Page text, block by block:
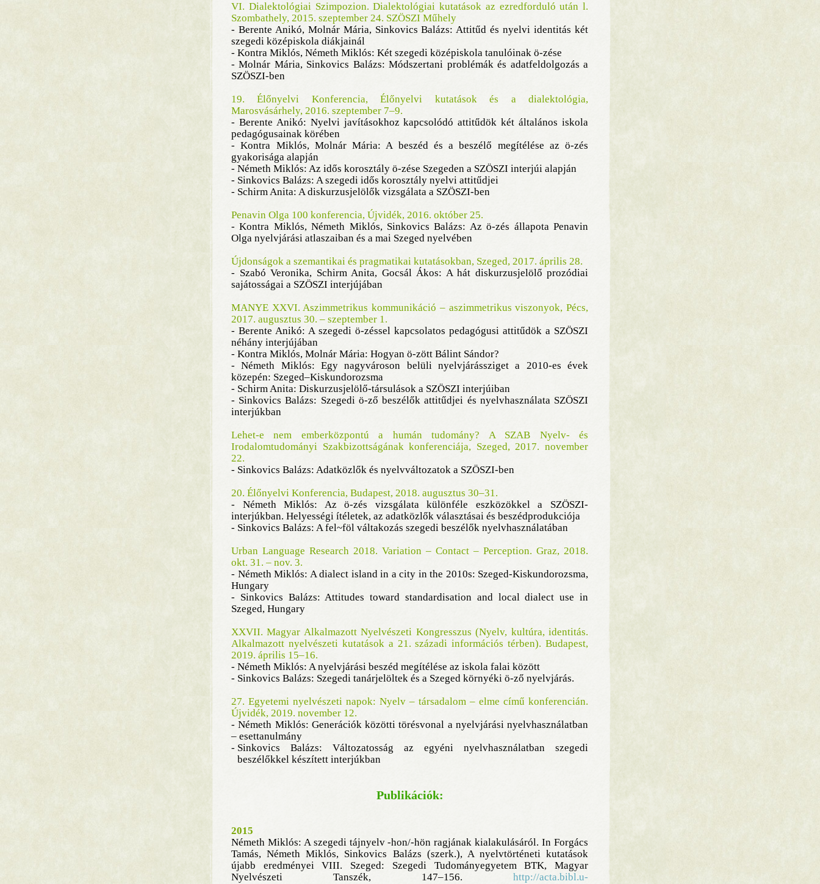
VI. Dialektológiai Szimpozion. Dialektológiai kutatások az ezredforduló után l.
Szombathely, 2015. szeptember 24. SZÖSZI Műhely
- Berente Anikó, Molnár Mária, Sinkovics Balázs: Attitűd és nyelvi identitás két
szegedi középiskola diákjainál
- Kontra Miklós, Németh Miklós: Két szegedi középiskola tanulóinak ö-zése
- Molnár Mária, Sinkovics Balázs: Módszertani problémák és adatfeldolgozás a
SZÖSZI-ben
19. Élőnyelvi Konferencia, Élőnyelvi kutatások és a dialektológia,
Marosvásárhely, 2016. szeptember 7–9.
- Berente Anikó: Nyelvi javításokhoz kapcsolódó attitűdök két általános iskola
pedagógusainak körében
- Kontra Miklós, Molnár Mária: A beszéd és a beszélő megítélése az ö-zés
gyakorisága alapján
- Németh Miklós: Az idős korosztály ö-zése Szegeden a SZÖSZI interjúi alapján
- Sinkovics Balázs: A szegedi idős korosztály nyelvi attitűdjei
- Schirm Anita: A diskurzusjelölők vizsgálata a SZÖSZI-ben
Penavin Olga 100 konferencia, Újvidék, 2016. október 25.
- Kontra Miklós, Németh Miklós, Sinkovics Balázs: Az ö-zés állapota Penavin
Olga nyelvjárási atlaszaiban és a mai Szeged nyelvében
Újdonságok a szemantikai és pragmatikai kutatásokban, Szeged, 2017. április 28.
- Szabó Veronika, Schirm Anita, Gocsál Ákos: A hát diskurzusjelölő prozódiai
sajátosságai a SZÖSZI interjújában
MANYE XXVI. Aszimmetrikus kommunikáció – aszimmetrikus viszonyok, Pécs,
2017. augusztus 30. – szeptember 1.
- Berente Anikó: A szegedi ö-zéssel kapcsolatos pedagógusi attitűdök a SZÖSZI
néhány interjújában
- Kontra Miklós, Molnár Mária: Hogyan ö-zött Bálint Sándor?
- Németh Miklós: Egy nagyvároson belüli nyelvjárássziget a 2010-es évek
közepén: Szeged–Kiskundorozsma
- Schirm Anita: Diskurzusjelölő-társulások a SZÖSZI interjúiban
- Sinkovics Balázs: Szegedi ö-ző beszélők attitűdjei és nyelvhasználata SZÖSZI
interjúkban
Lehet-e nem emberközpontú a humán tudomány? A SZAB Nyelv- és
Irodalomtudományi Szakbizottságának konferenciája, Szeged, 2017. november
22.
- Sinkovics Balázs: Adatközlők és nyelvváltozatok a SZÖSZI-ben
20. Élőnyelvi Konferencia, Budapest, 2018. augusztus 30–31.
- Németh Miklós: Az ö-zés vizsgálata különféle eszközökkel a SZÖSZI-
interjúkban. Helyességi ítéletek, az adatközlők választásai és beszédprodukciója
- Sinkovics Balázs: A fel~föl váltakozás szegedi beszélők nyelvhasználatában
Urban Language Research 2018. Variation – Contact – Perception. Graz, 2018.
okt. 31. – nov. 3.
- Németh Miklós: A dialect island in a city in the 2010s: Szeged-Kiskundorozsma,
Hungary
- Sinkovics Balázs: Attitudes toward standardisation and local dialect use in
Szeged, Hungary
XXVII. Magyar Alkalmazott Nyelvészeti Kongresszus (Nyelv, kultúra, identitás.
Alkalmazott nyelvészeti kutatások a 21. századi információs térben). Budapest,
2019. április 15–16.
- Németh Miklós: A nyelvjárási beszéd megítélése az iskola falai között
- Sinkovics Balázs: Szegedi tanárjelöltek és a Szeged környéki ö-ző nyelvjárás.
27. Egyetemi nyelvészeti napok: Nyelv – társadalom – elme című konferencián.
Újvidék, 2019. november 12.
- Németh Miklós: Generációk közötti törésvonal a nyelvjárási nyelvhasználatban
– esettanulmány
- Sinkovics Balázs: Változatosság az egyéni nyelvhasználatban szegedi
beszélőkkel készített interjúkban
Publikációk:
2015
Németh Miklós: A szegedi tájnyelv -hon/-hön ragjának kialakulásáról. In Forgács
Tamás, Németh Miklós, Sinkovics Balázs (szerk.), A nyelvtörténeti kutatások
újabb eredményei VIII. Szeged: Szegedi Tudományegyetem BTK, Magyar
Nyelvészeti Tanszék, 147–156. http://acta.bibl.u-